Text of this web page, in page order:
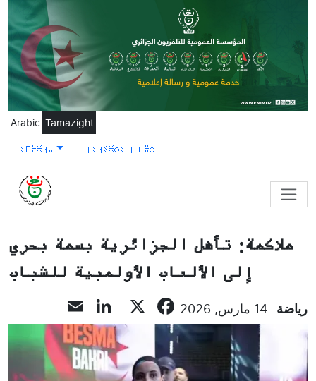
Skip to main content
Arabic Tamazight
ⵉⵎⴻⵥⵍⴰ ⵜⵉⵍⵉⵥⵔⵉ ⵏ ⵡⴻⴱ
ملاكمة: تأهل الجزائرية بسمة بحري
إلى الألعاب الأولمبية للشباب
رياضة 14 مارس, 2026 Facebook
LinkedIn